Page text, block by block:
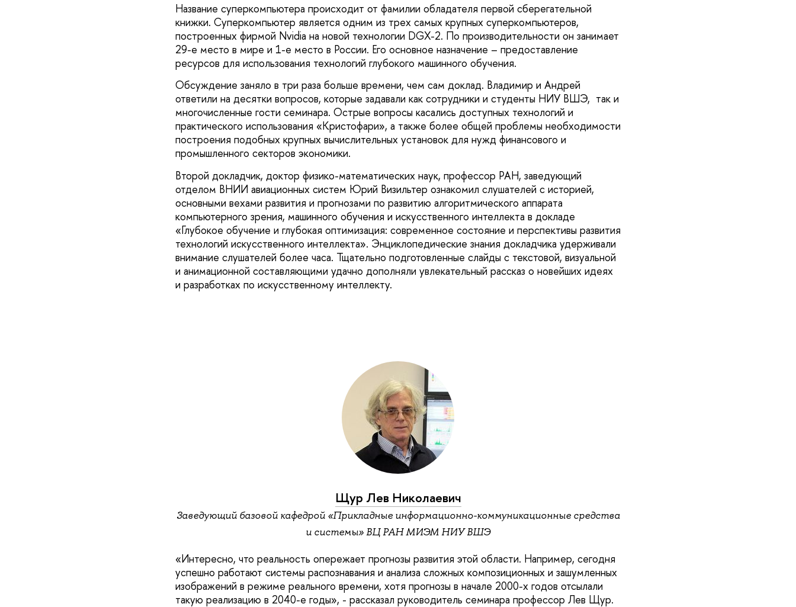
Название суперкомпьютера происходит от фамилии обладателя первой сберегательной
книжки. Суперкомпьютер является одним из трех самых крупных суперкомпьютеров,
построенных фирмой Nvidia на новой технологии DGX-2. По производительности он занимает
29-е место в мире и 1-е место в России. Его основное назначение – предоставление
ресурсов для использования технологий глубокого машинного обучения.
Обсуждение заняло в три раза больше времени, чем сам доклад. Владимир и Андрей
ответили на десятки вопросов, которые задавали как сотрудники и студенты НИУ ВШЭ, так и
многочисленные гости семинара. Острые вопросы касались доступных технологий и
практического использования «Кристофари», а также более общей проблемы необходимости
построения подобных крупных вычислительных установок для нужд финансового и
промышленного секторов экономики.
Второй докладчик, доктор физико-математических наук, профессор РАН, заведующий
отделом ВНИИ авиационных систем Юрий Визильтер ознакомил слушателей с историей,
основными вехами развития и прогнозами по развитию алгоритмического аппарата
компьютерного зрения, машинного обучения и искусственного интеллекта в докладе
«Глубокое обучение и глубокая оптимизация: современное состояние и перспективы развития
технологий искусственного интеллекта». Энциклопедические знания докладчика удерживали
внимание слушателей более часа. Тщательно подготовленные слайды с текстовой, визуальной
и анимационной составляющими удачно дополняли увлекательный рассказ о новейших идеях
и разработках по искусственному интеллекту.
Щур Лев Николаевич
Заведующий базовой кафедрой «Прикладные информационно-коммуникационные средства
и системы» ВЦ РАН МИЭМ НИУ ВШЭ
«Интересно, что реальность опережает прогнозы развития этой области. Например, сегодня
успешно работают системы распознавания и анализа сложных композиционных и зашумленных
изображений в режиме реального времени, хотя прогнозы в начале 2000-х годов отсылали
такую реализацию в 2040-е годы», - рассказал руководитель семинара профессор Лев Щур.